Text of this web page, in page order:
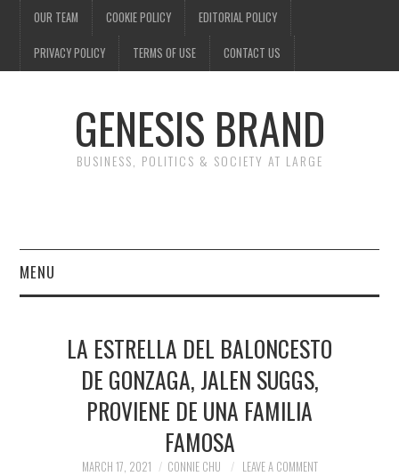
OUR TEAM COOKIE POLICY EDITORIAL POLICY
PRIVACY POLICY TERMS OF USE CONTACT US
GENESIS BRAND
BUSINESS, POLITICS & SOCIETY AT LARGE
MENU
FINANCELA ESTRELLA DEL BALONCESTO
DE GONZAGA, JALEN SUGGS,
PROVIENE DE UNA FAMILIA
FAMOSA
MARCH 17, 2021 CONNIE CHU LEAVE A COMMENT